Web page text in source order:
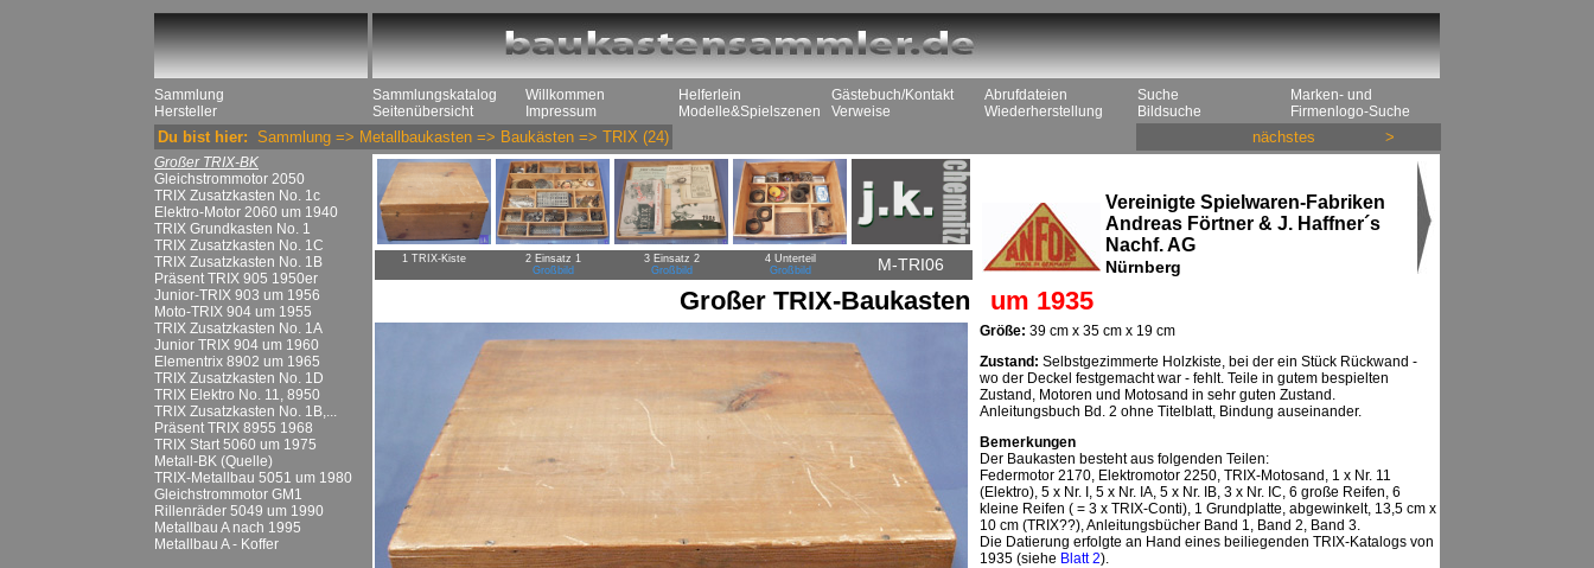
Sammlung
Hersteller
Sammlungskatalog
Seitenübersicht
Willkommen
Impressum
Helferlein
Modelle&Spielszenen
Gästebuch/Kontakt
Verweise
Abrufdateien
Wiederherstellung
Suche
Bildsuche
Marken- und
Firmenlogo-Suche
Du bist hier: Sammlung => Metallbaukasten => Baukästen => TRIX (24) nächstes >
Großer TRIX-BK
Gleichstrommotor 2050
TRIX Zusatzkasten No. 1c
Elektro-Motor 2060 um 1940
TRIX Grundkasten No. 1
TRIX Zusatzkasten No. 1C
TRIX Zusatzkasten No. 1B
Präsent TRIX 905 1950er
Junior-TRIX 903 um 1956
Moto-TRIX 904 um 1955
TRIX Zusatzkasten No. 1A
Junior TRIX 904 um 1960
Elementrix 8902 um 1965
TRIX Zusatzkasten No. 1D
TRIX Elektro No. 11, 8950
TRIX Zusatzkasten No. 1B,...
Präsent TRIX 8955 1968
TRIX Start 5060 um 1975
Metall-BK (Quelle)
TRIX-Metallbau 5051 um 1980
Gleichstrommotor GM1
Rillenräder 5049 um 1990
Metallbau A nach 1995
Metallbau A - Koffer
1 TRIX-Kiste
2 Einsatz 1
Großbild
3 Einsatz 2
Großbild
4 Unterteil
Großbild
M-TRI06
Vereinigte Spielwaren-Fabriken
Andreas Förtner & J. Haffner´s
Nachf. AG
Nürnberg
Großer TRIX-Baukasten um 1935
Größe: 39 cm x 35 cm x 19 cm
Zustand: Selbstgezimmerte Holzkiste, bei der ein Stück Rückwand -
wo der Deckel festgemacht war - fehlt. Teile in gutem bespielten
Zustand, Motoren und Motosand in sehr guten Zustand.
Anleitungsbuch Bd. 2 ohne Titelblatt, Bindung auseinander.
Bemerkungen
Der Baukasten besteht aus folgenden Teilen:
Federmotor 2170, Elektromotor 2250, TRIX-Motosand, 1 x Nr. 11
(Elektro), 5 x Nr. I, 5 x Nr. IA, 5 x Nr. IB, 3 x Nr. IC, 6 große Reifen, 6
kleine Reifen ( = 3 x TRIX-Conti), 1 Grundplatte, abgewinkelt, 13,5 cm x
10 cm (TRIX??), Anleitungsbücher Band 1, Band 2, Band 3.
Die Datierung erfolgte an Hand eines beiliegenden TRIX-Katalogs von
1935 (siehe Blatt 2).